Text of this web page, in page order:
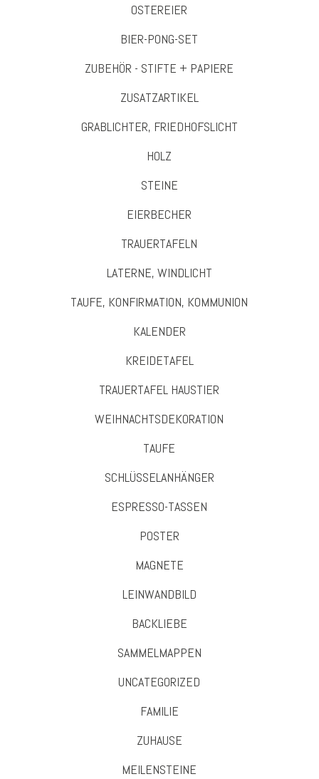
OSTEREIER
BIER-PONG-SET
ZUBEHÖR - STIFTE + PAPIERE
ZUSATZARTIKEL
GRABLICHTER, FRIEDHOFSLICHT
HOLZ
STEINE
EIERBECHER
TRAUERTAFELN
LATERNE, WINDLICHT
TAUFE, KONFIRMATION, KOMMUNION
KALENDER
KREIDETAFEL
TRAUERTAFEL HAUSTIER
WEIHNACHTSDEKORATION
TAUFE
SCHLÜSSELANHÄNGER
ESPRESSO-TASSEN
POSTER
MAGNETE
LEINWANDBILD
BACKLIEBE
SAMMELMAPPEN
UNCATEGORIZED
FAMILIE
ZUHAUSE
MEILENSTEINE